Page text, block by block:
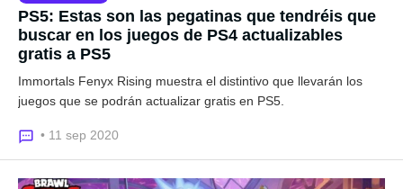
PS5: Estas son las pegatinas que tendréis que
buscar en los juegos de PS4 actualizables
gratis a PS5
Immortals Fenyx Rising muestra el distintivo que llevarán los
juegos que se podrán actualizar gratis en PS5.
• 11 sep 2020